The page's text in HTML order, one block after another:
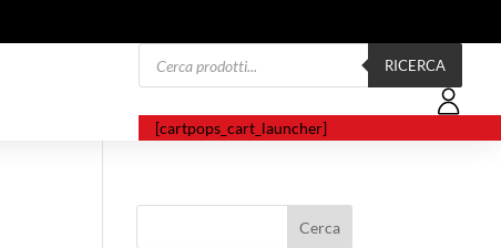
Products
search
RICERCA
[cartpops_cart_launcher]